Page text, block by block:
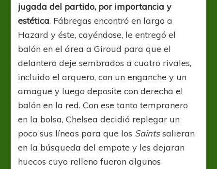
jugada del partido, por importancia y
estética. Fábregas encontró en largo a
Hazard y éste, cayéndose, le entregó el
balón en el área a Giroud para que el
delantero deje sembrados a cuatro rivales,
incluido el arquero, con un enganche y un
amague y luego deposite con derecha el
balón en la red. Con ese tanto tempranero
en la bolsa, Chelsea decidió replegar un
poco sus líneas para que los Saintssalieran
en la búsqueda del empate y les dejaran
huecos cuyo relleno fueron algunos